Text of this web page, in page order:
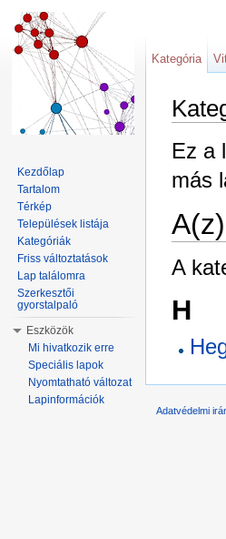
Ez a
más
A
H
Kategória
Kezdőlap
Tartalom
Térkép
Települések listája
Kategóriák
Friss változtatások
Lap találomra
Szerkesztői
gyorstalpaló
Eszközök
Mi hivatkozik erre
Speciális lapok
Nyomtatható változat
Lapinformációk
Adatvédelmi